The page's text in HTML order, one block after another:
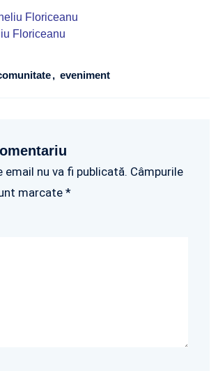
Floriceanu
Floriceanu
eveniment
email nu va fi publicată. Câmpurile
marcate *